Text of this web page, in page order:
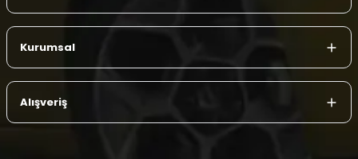
Kurumsal
Alışveriş